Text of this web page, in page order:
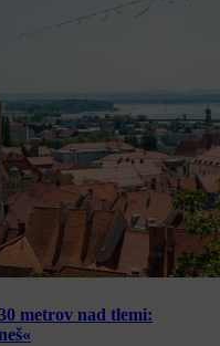
metrov nad tlemi: